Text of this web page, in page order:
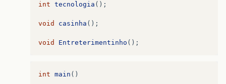
int tecnologia ();
void casinha ();
void Entreterimentinho ();
int main ()